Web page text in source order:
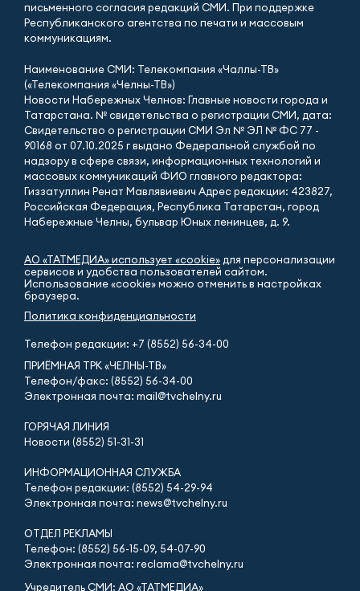
письменного согласия редакций СМИ. При поддержке
Республиканского агентства по печати и массовым
коммуникациям.
Наименование СМИ: Телекомпания «Чаллы-ТВ»
(«Телекомпания «Челны-ТВ»)
Новости Набережных Челнов: Главные новости города и
Татарстана. № свидетельства о регистрации СМИ, дата:
Свидетельство о регистрации СМИ Эл № ЭЛ № ФС 77 -
90168 от 07.10.2025 г выдано Федеральной службой по
надзору в сфере связи, информационных технологий и
массовых коммуникаций ФИО главного редактора:
Гиззатуллин Ренат Мавлявиевич Адрес редакции: 423827,
Российская Федерация, Республика Татарстан, город
Набережные Челны, бульвар Юных ленинцев, д. 9.
АО «ТАТМЕДИА» использует «cookie»для персонализации
сервисов и удобства пользователей сайтом.
Использование «cookie» можно отменить в настройках
браузера.
Политика конфиденциальности
Телефон редакции: +7 (8552) 56-34-00
ПРИЁМНАЯ ТРК «ЧЕЛНЫ-ТВ»
Телефон/факс: (8552) 56-34-00
Электронная почта: mail@tvchelny.ru
ГОРЯЧАЯ ЛИНИЯ
Новости (8552) 51-31-31
ИНФОРМАЦИОННАЯ СЛУЖБА
Телефон редакции: (8552) 54-29-94
Электронная почта: news@tvchelny.ru
ОТДЕЛ РЕКЛАМЫ
Телефон: (8552) 56-15-09, 54-07-90
Электронная почта: reclama@tvchelny.ru
Учредитель СМИ: АО «ТАТМЕДИА»